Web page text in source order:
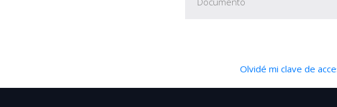
Olvidé mi clave de